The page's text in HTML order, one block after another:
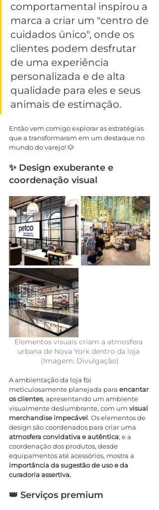
comportamental inspirou a
marca a criar um "centro de
cuidados único", onde os
clientes podem desfrutar
de uma experiência
personalizada e de alta
qualidade para eles e seus
animais de estimação.
Então vem comigo explorar as estratégias
que a transformaram em um destaque no
mundo do varejo! 🐶
✨ Design exuberante e
coordenação visual
Elementos visuais criam a atmosfera
urbana de Nova York dentro da loja
(Imagem: Divulgação)
A ambientação da loja foi
meticulosamente planejada para encantar
os clientes, apresentando um ambiente
visualmente deslumbrante, com um visual
merchandise impecável. Os elementos de
design são coordenados para criar uma
atmosfera convidativa e autêntica; e a
coordenação dos produtos, desde
equipamentos até acessórios, mostra a
importância da sugestão de uso e da
curadoria assertiva.
👑 Serviços premium